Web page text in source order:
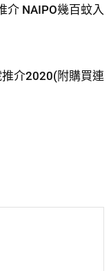
介 NAIPO幾百蚊入
介2020(附購買連